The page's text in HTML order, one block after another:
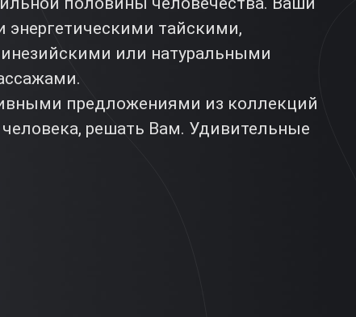
тайскими,
или натуральными
предложениями из коллекций
решать Вам. Удивительные